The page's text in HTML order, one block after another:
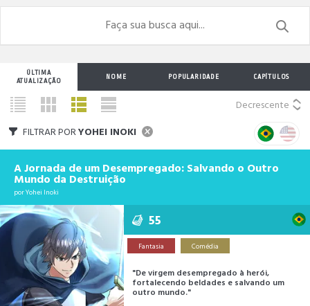
ÚLTIMA
ATUALIZAÇÃO
NOME POPULARIDADE CAPÍTULOS
Decrescente
FILTRAR PORYOHEI INOKI
A Jornada de um Desempregado: Salvando o Outro
Mundo da Destruição
porYohei Inoki
55
Fantasia Comédia
"De virgem desempregado à herói,
fortalecendo beldades e salvando um
outro mundo."